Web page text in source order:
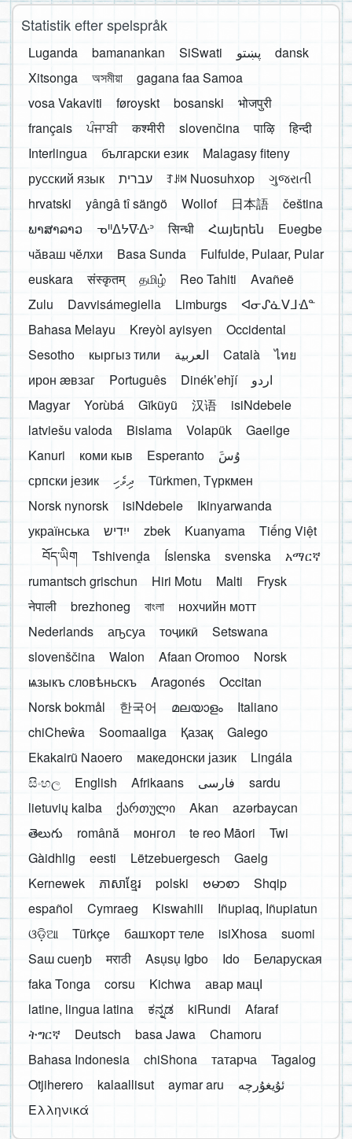
Statistik efter spelspråk
Luganda bamanankan SiSwati پښتو
dansk
Xitsonga
অসমীয়া
gagana faa Samoa
vosa Vakaviti
føroyskt bosanski
भोजपुरी
français
ਪੰਜਾਬੀ कश्मीरी slovenčina पाऴि
हिन्दी
Interlingua
български език
Malagasy fiteny
русский язык
עברית ꆈꌠ꒿ Nuosuhxop
ગુજરાતી
hrvatski
yângâ tî sängö Wollof 日本語
čeština
ພາສາລາວ
ᓀᐦᐃᔭᐍᐏᐣ सिन्धी Հայերեն
Eʋegbe
чӑваш чӗлхи
Basa Sunda
Fulfulde, Pulaar, Pular
euskara
संस्कृतम् தமிழ் Reo Tahiti
Avañeẽ
Zulu
Davvisámegiella Limburgs
ᐊᓂᔑᓈᐯᒧᐎᓐ
Bahasa Melayu
Kreyòl ayisyen
Occidental
Sesotho
кыргыз тили العربية Català
ไทย
ирон æвзаг
Português Dinékʼehǰí
اردو
Magyar
Yorùbá Gĩkũyũ 汉语
isiNdebele
latviešu valoda
Bislama Volapük
Gaeilge
Kanuri
коми кыв Esperanto
َوُسَ
српски језик
ދިވެހި
Türkmen, Түркмен
Norsk nynorsk
isiNdebele
Ikinyarwanda
українська
ייִדיש zbek Kuanyama
Tiếng Việt
བོད་ཡིག
Tshivenḓa Íslenska svenska
አማርኛ
rumantsch grischun
Hiri Motu Malti
Frysk
नेपाली
brezhoneg বাংলা
нохчийн мотт
Nederlands
аҧсуа тоҷикӣ
Setswana
slovenščina
Walon Afaan Oromoo
Norsk
ѩзыкъ словѣньскъ
Aragonés
Occitan
Norsk bokmål
한국어 മലയാളം
Italiano
chiCheŵa
Soomaaliga Қазақ
Galego
Ekakairũ Naoero
македонски јазик
Lingála
සිංහල
English Afrikaans فارسی
sardu
lietuvių kalba
ქართული Akan
azərbaycan
తెలుగు
română монгол te reo Māori
Twi
Gàidhlig
eesti Lëtzebuergesch
Gaelg
Kernewek
ភាសាខ្មែរ polski ဗမာစာ
Shqip
español
Cymraeg Kiswahili
Iñupiaq, Iñupiatun
ଓଡ଼ିଆ
Türkçe башҡорт теле isiXhosa
suomi
Saɯ cueŋƅ
मराठी Asụsụ Igbo Ido
Беларуская
faka Tonga
corsu Kichwa
авар мацӀ
latine, lingua latina
ಕನ್ನಡ kiRundi
Afaraf
ትግርኛ
Deutsch basa Jawa
Chamoru
Bahasa Indonesia
chiShona татарча
Tagalog
Otjiherero
kalaallisut aymar aru
Ελληνικά